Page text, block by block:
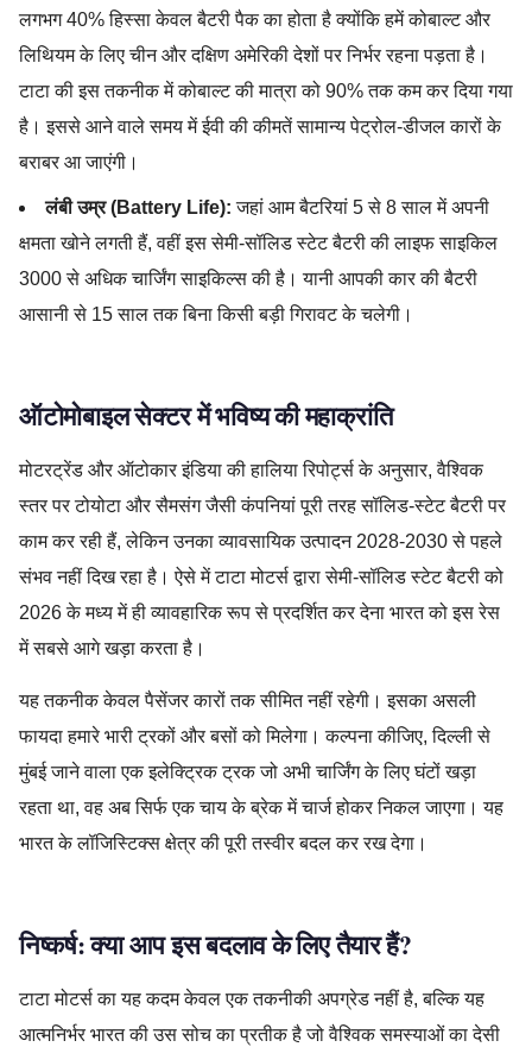
लगभग 40% हिस्सा केवल बैटरी पैक का होता है क्योंकि हमें कोबाल्ट और
लिथियम के लिए चीन और दक्षिण अमेरिकी देशों पर निर्भर रहना पड़ता है।
टाटा की इस तकनीक में कोबाल्ट की मात्रा को 90% तक कम कर दिया गया
है। इससे आने वाले समय में ईवी की कीमतें सामान्य पेट्रोल-डीजल कारों के
बराबर आ जाएंगी।
लंबी उम्र (Battery Life): जहां आम बैटरियां 5 से 8 साल में अपनी
क्षमता खोने लगती हैं, वहीं इस सेमी-सॉलिड स्टेट बैटरी की लाइफ साइकिल
3000 से अधिक चार्जिंग साइकिल्स की है। यानी आपकी कार की बैटरी
आसानी से 15 साल तक बिना किसी बड़ी गिरावट के चलेगी।
ऑटोमोबाइल सेक्टर में भविष्य की महाक्रांति
मोटरट्रेंड और ऑटोकार इंडिया की हालिया रिपोर्ट्स के अनुसार, वैश्विक
स्तर पर टोयोटा और सैमसंग जैसी कंपनियां पूरी तरह सॉलिड-स्टेट बैटरी पर
काम कर रही हैं, लेकिन उनका व्यावसायिक उत्पादन 2028-2030 से पहले
संभव नहीं दिख रहा है। ऐसे में टाटा मोटर्स द्वारा सेमी-सॉलिड स्टेट बैटरी को
2026 के मध्य में ही व्यावहारिक रूप से प्रदर्शित कर देना भारत को इस रेस
में सबसे आगे खड़ा करता है।
यह तकनीक केवल पैसेंजर कारों तक सीमित नहीं रहेगी। इसका असली
फायदा हमारे भारी ट्रकों और बसों को मिलेगा। कल्पना कीजिए, दिल्ली से
मुंबई जाने वाला एक इलेक्ट्रिक ट्रक जो अभी चार्जिंग के लिए घंटों खड़ा
रहता था, वह अब सिर्फ एक चाय के ब्रेक में चार्ज होकर निकल जाएगा। यह
भारत के लॉजिस्टिक्स क्षेत्र की पूरी तस्वीर बदल कर रख देगा।
निष्कर्ष: क्या आप इस बदलाव के लिए तैयार हैं?
टाटा मोटर्स का यह कदम केवल एक तकनीकी अपग्रेड नहीं है, बल्कि यह
आत्मनिर्भर भारत की उस सोच का प्रतीक है जो वैश्विक समस्याओं का देसी